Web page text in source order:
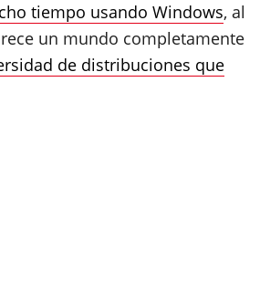
tiempo usando Windows, al
un mundo completamente
de distribuciones que